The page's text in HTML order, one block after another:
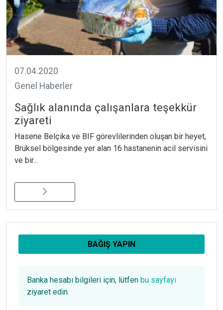
07.04.2020
Genel Haberler
Sağlık alanında çalışanlara teşekkür
ziyareti
Hasene Belçika ve BIF görevlilerinden oluşan bir heyet,
Brüksel bölgesinde yer alan 16 hastanenin acil servisini
ve bir...
BAĞIŞ YAPIN
Banka hesabı bilgileri için, lütfen bu sayfayı
ziyaret edin.